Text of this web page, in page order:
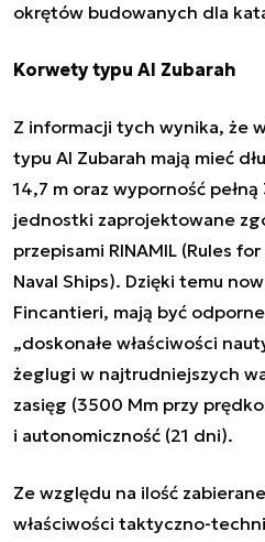
okrętów budowanych dla
Korwety typu Al Zubarah
Z informacji tych wynika, że
typu Al Zubarah mają mieć
14,7 m oraz wyporność
jednostki zaprojektowane
przepisami RINAMIL (Rules
Naval Ships). Dzięki temu
Fincantieri, mają być
„doskonałe właściwości
żeglugi w najtrudniejszych
zasięg (3500 Mm przy
i autonomiczność (21 dni).
Ze względu na ilość
właściwości taktyczno-